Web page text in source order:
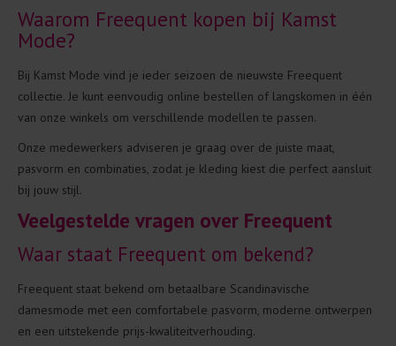
Waarom Freequent kopen bij Kamst
Mode?
Bij Kamst Mode vind je ieder seizoen de nieuwste Freequent
collectie. Je kunt eenvoudig online bestellen of langskomen in één
van onze winkels om verschillende modellen te passen.
Onze medewerkers adviseren je graag over de juiste maat,
pasvorm en combinaties, zodat je kleding kiest die perfect aansluit
bij jouw stijl.
Veelgestelde vragen over Freequent
Waar staat Freequent om bekend?
Freequent staat bekend om betaalbare Scandinavische
damesmode met een comfortabele pasvorm, moderne ontwerpen
en een uitstekende prijs-kwaliteitverhouding.